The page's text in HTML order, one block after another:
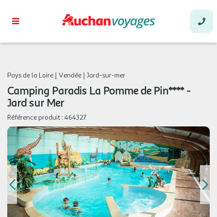
Pays de la Loire | Vendée | Jard-sur-mer
Camping Paradis La Pomme de Pin**** -
Jard sur Mer
Référence produit : 464327